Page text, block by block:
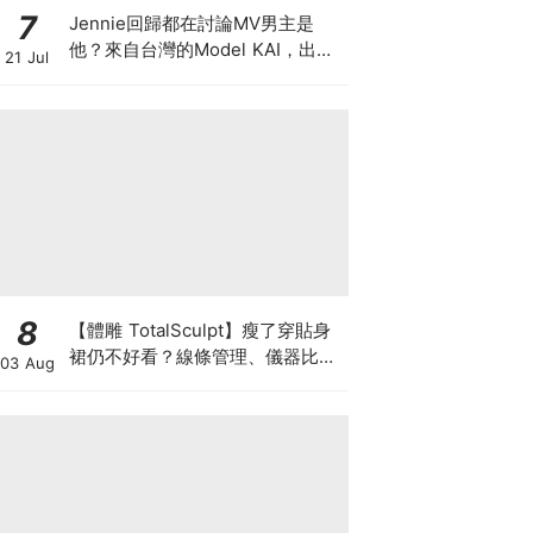
7
21 Jul
Jennie回歸都在討論MV男主是
他？來自台灣的Model KAI，出演
8
03 Aug
【體雕 TotalSculpt】瘦了穿貼身
裙仍不好看？線條管理、儀器比較